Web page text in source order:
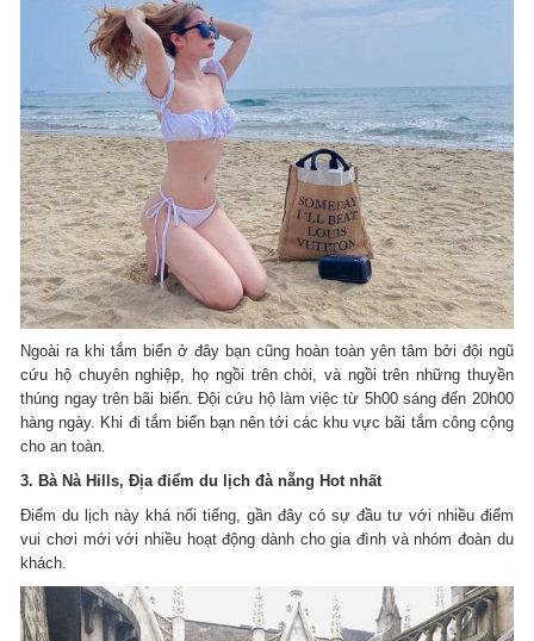
Ngoài ra khi tắm biển ở đây bạn cũng hoàn toàn yên tâm bởi đội ngũ
cứu hộ chuyên nghiệp, họ ngồi trên chòi, và ngồi trên những thuyền
thúng ngay trên bãi biển. Đội cứu hộ làm việc từ 5h00 sáng đến 20h00
hàng ngày. Khi đi tắm biển bạn nên tới các khu vực bãi tắm công cộng
cho an toàn.
3. Bà Nà Hills, Địa điểm du lịch đà nẵng Hot nhất
Điểm du lịch này khá nổi tiếng, gần đây có sự đầu tư với nhiều điểm
vui chơi mới với nhiều hoạt động dành cho gia đình và nhóm đoàn du
khách.